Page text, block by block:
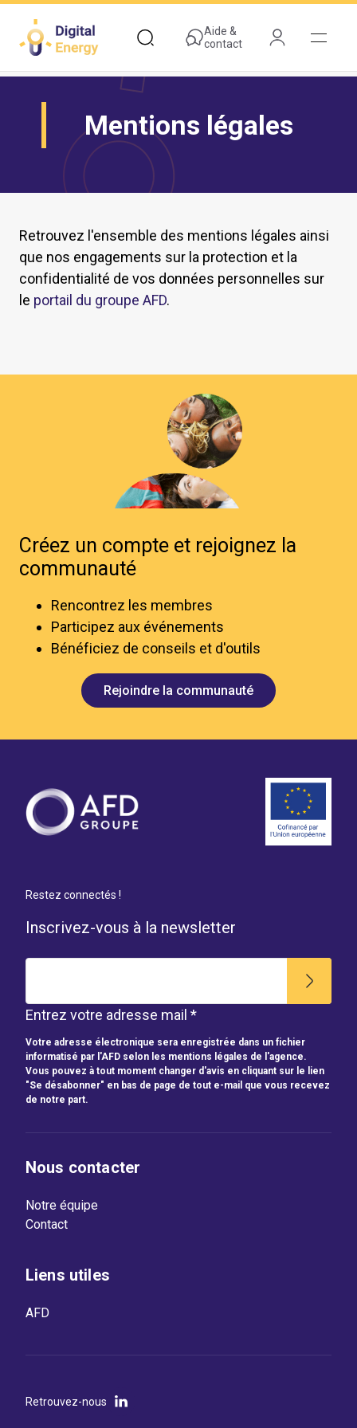
contenu
principal
Aide &
contact
Mentions légales
Retrouvez l'ensemble des mentions légales ainsi
que nos engagements sur la protection et la
confidentialité de vos données personnelles sur
le portail du groupe AFD.
Créez un compte et rejoignez la
communauté
Rencontrez les membres
Participez aux événements
Bénéficiez de conseils et d'outils
Rejoindre la communauté
Restez connectés !
Inscrivez-vous à la newsletter
Entrez votre adresse mail *
Votre adresse électronique sera enregistrée dans un fichier
informatisé par l'AFD selon les mentions légales de l'agence.
Vous pouvez à tout moment changer d'avis en cliquant sur le lien
"Se désabonner" en bas de page de tout e-mail que vous recevez
de notre part.
Nous contacter
Notre équipe
Contact
Liens utiles
AFD
Retrouvez-nous